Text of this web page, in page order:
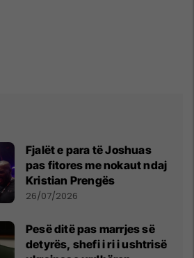
Fjalët e para të Joshuas
pas fitores me nokaut ndaj
Kristian Prengës
26/07/2026
Pesë ditë pas marrjes së
detyrës, shefi i ri i ushtrisë